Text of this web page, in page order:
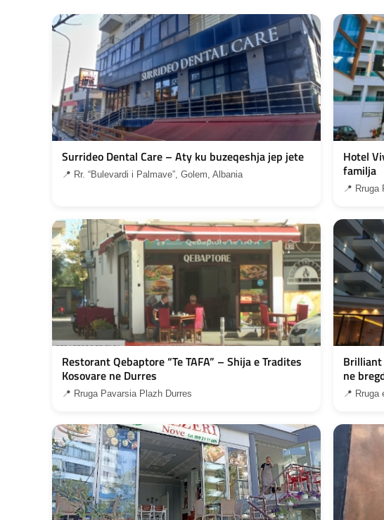
Surrideo Dental Care – Aty ku buzeqeshja jep jete
📍 Rr. “Bulevardi i Palmave”, Golem, Albania
Hotel
familja
📍 Rruga
Restorant Qebaptore “Te TAFA” – Shija e Tradites
Kosovare ne Durres
📍 Rruga Pavarsia Plazh Durres
Brilliant
ne
📍 Rruga